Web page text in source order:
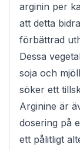
arginin per
att detta
förbättrad
Dessa
soja och
söker ett
Arginine är
dosering på
ett pålitligt